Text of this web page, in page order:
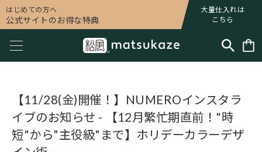
はじめての方へ
公式サイトのお得な特典
大量仕入れは
こちら
【11/28(金)開催！】NUMEROインスタラ
イブのお知らせ - 【12月繁忙期直前！"時
短"から"主役級"まで】ホリデーカラーデザ